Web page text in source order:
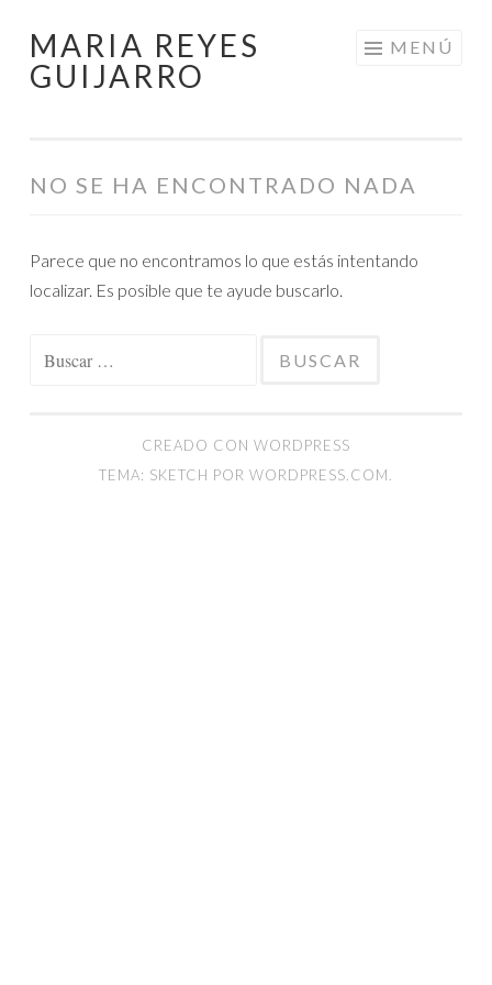
Saltar
al
MARIA REYES
GUIJARRO
MENÚ
NO SE HA ENCONTRADO NADA
Parece que no encontramos lo que estás intentando
localizar. Es posible que te ayude buscarlo.
CREADO CON WORDPRESS
TEMA: SKETCH POR WORDPRESS.COM